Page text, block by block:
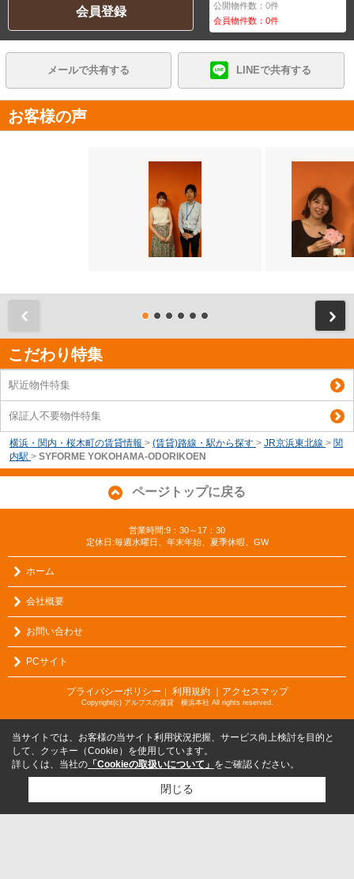
会員登録 公開物件数：0件
会員物件数：0件
メールで共有する LINEで共有する
お客様の声
こだわり特集
駅近物件特集
保証人不要物件特集
横浜・関内・桜木町の賃貸情報 > (賃貸)路線・駅から探す > JR京浜東北線 > 関
内駅 > SYFORME YOKOHAMA-ODORIKOEN
ページトップに戻る
営業時間:9：30～17：30
定休日:毎週水曜日、年末年始、夏季休暇、GW
ホーム
会社概要
お問い合わせ
PCサイト
プライバシーポリシー 利用規約 ｜アクセスマップ
Copyright(c) アルプスの賃貸 横浜本社 All rights reserved.
当サイトでは、お客様の当サイト利用状況把握、サービス向上検討を目的と
して、クッキー（Cookie）を使用しています。
詳しくは、当社の 「Cookieの取扱いについて」 をご確認ください。
閉じる